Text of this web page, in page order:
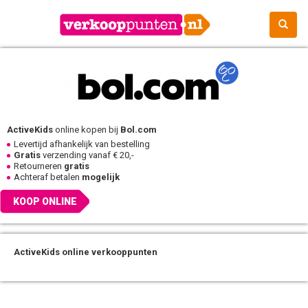
ActiveKids online kopen bij Bol.com
Levertijd afhankelijk van bestelling
Gratis verzending vanaf € 20,-
Retourneren gratis
Achteraf betalen mogelijk
KOOP ONLINE
ActiveKids online verkooppunten